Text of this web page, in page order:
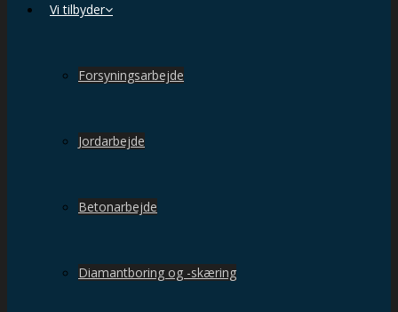
Vi tilbyder
Forsyningsarbejde
Jordarbejde
Betonarbejde
Diamantboring og -skæring